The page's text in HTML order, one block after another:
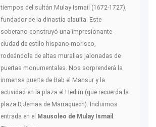
tiempos del sultán Mulay Ismaíl (1672-1727),
fundador de la dinastía alauita. Este
soberano construyó una impresionante
ciudad de estilo hispano-morisco,
rodeándola de altas murallas jalonadas de
puertas monumentales. Nos sorprenderá la
inmensa puerta de Bab el Mansur y la
actividad en la plaza el Hedim (que recuerda la
plaza D,Jemaa de Marraquech). Incluimos
entrada en el Mausoleo de Mulay Ismail .